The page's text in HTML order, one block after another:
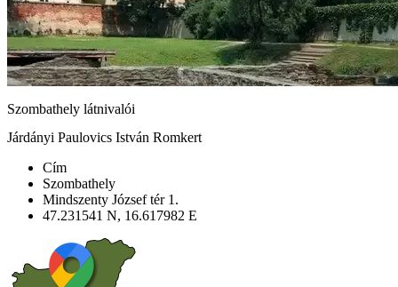
Szombathely látnivalói
Járdányi Paulovics István Romkert
Cím
Szombathely
Mindszenty József tér 1.
47.231541 N, 16.617982 E